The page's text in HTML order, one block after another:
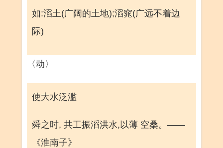
如:滔土(广阔的土地);滔窕(广远不着边
际)
〈动〉
使大水泛滥
舜之时, 共工振滔洪水,以薄 空桑。——
《淮南子》